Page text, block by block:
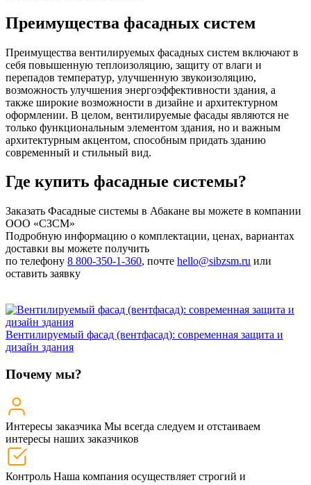
Преимущества фасадных систем
Преимущества вентилируемых фасадных систем включают в
себя повышенную теплоизоляцию, защиту от влаги и
перепадов температур, улучшенную звукоизоляцию,
возможность улучшения энергоэффективности здания, а
также широкие возможности в дизайне и архитектурном
оформлении. В целом, вентилируемые фасады являются не
только функциональным элементом здания, но и важным
архитектурным акцентом, способным придать зданию
современный и стильный вид.
Где купить фасадные системы?
Заказать Фасадные системы в Абакане вы можете в компании
ООО «СЗСМ»
Подробную информацию о комплектации, ценах, вариантах
доставки вы можете получить
по телефону 8 800-350-1-360, почте hello@sibzsm.ru или
оставить заявку
Вентилируемый фасад (вентфасад): современная защита и
дизайн здания
Почему мы?
Интересы заказчика Мы всегда следуем и отстаиваем
интересы наших заказчиков
Контроль Наша компания осуществляет строгий и